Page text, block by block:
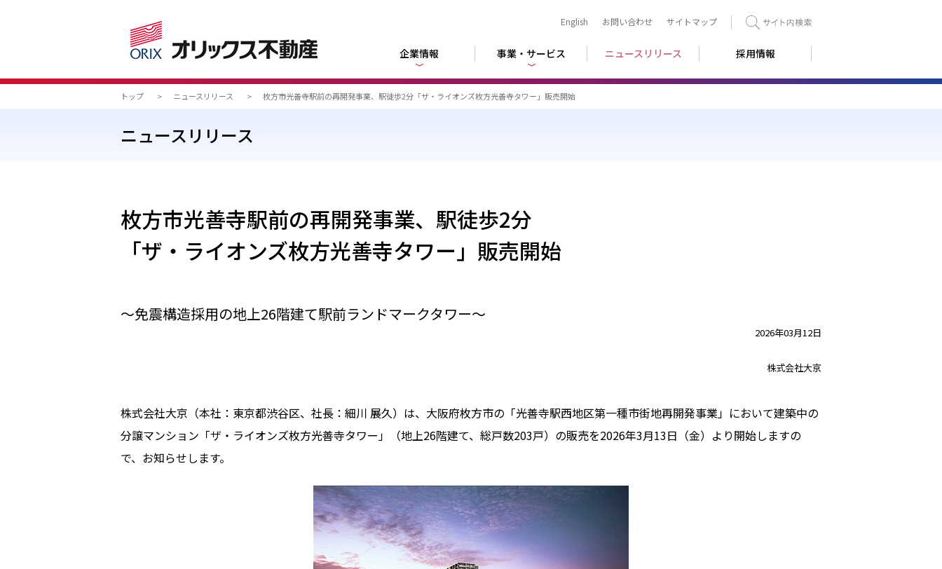
English お問い合わせ サイトマップ
企業情報 事業・サービス ニュースリリース 採用情報
トップ > ニュースリリース > 枚方市光善寺駅前の再開発事業、駅徒歩2分「ザ・ライオンズ枚方光善寺タワー」販売開始
ニュースリリース
枚方市光善寺駅前の再開発事業、駅徒歩2分
「ザ・ライオンズ枚方光善寺タワー」販売開始
～免震構造採用の地上26階建て駅前ランドマークタワー～
2026年03月12日
株式会社大京
株式会社大京（本社：東京都渋谷区、社長：細川 展久）は、大阪府枚方市の「光善寺駅西地区第一種市街地再開発事業」において建築中の
分譲マンション「ザ・ライオンズ枚方光善寺タワー」（地上26階建て、総戸数203戸）の販売を2026年3月13日（金）より開始しますの
で、お知らせします。